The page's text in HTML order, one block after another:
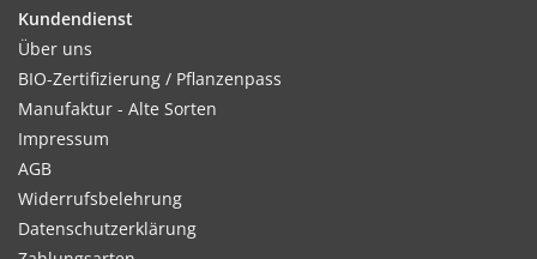
Kultur:
Reihenabstand 30 cm, in der Reihe 30cm. Bei Bedarf nach
dem Auflaufen auf Abstand verziehen, Auspflanzung nicht zu
tief.
Kundendienst
Über uns
BIO-Zertifizierung / Pflanzenpass
Manufaktur - Alte Sorten
Impressum
AGB
Widerrufsbelehrung
Datenschutzerklärung